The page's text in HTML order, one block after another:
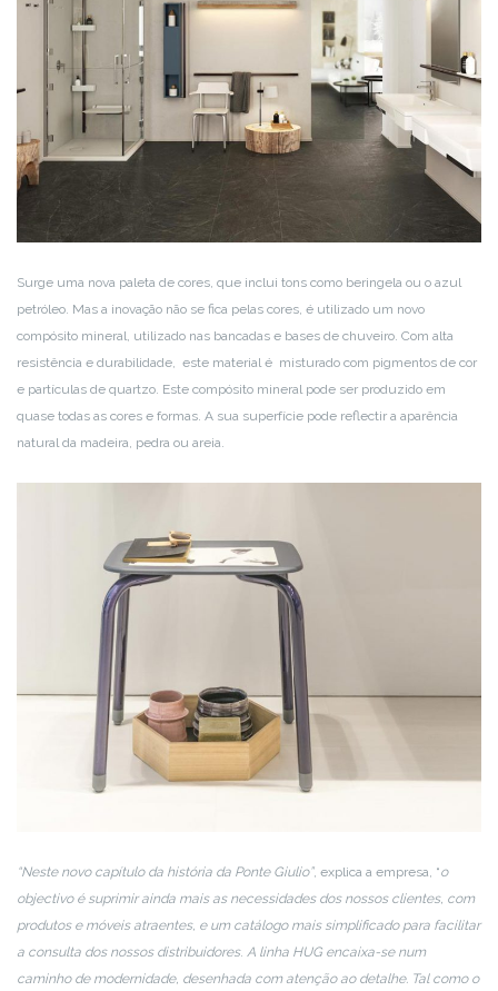
Surge uma nova paleta de cores, que inclui tons como beringela ou o azul
petróleo. Mas a inovação não se fica pelas cores, é utilizado um novo
compósito mineral, utilizado nas bancadas e bases de chuveiro. Com alta
resistência e durabilidade, este material é misturado com pigmentos de cor
e partículas de quartzo. Este compósito mineral pode ser produzido em
quase todas as cores e formas. A sua superfície pode reflectir a aparência
natural da madeira, pedra ou areia.
“Neste novo capítulo da história da Ponte Giulio”, explica a empresa, “o
objectivo é suprimir ainda mais as necessidades dos nossos clientes, com
produtos e móveis atraentes, e um catálogo mais simplificado para facilitar
a consulta dos nossos distribuidores. A linha HUG encaixa-se num
caminho de modernidade, desenhada com atenção ao detalhe. Tal como o